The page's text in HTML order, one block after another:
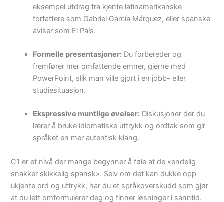
eksempel utdrag fra kjente latinamerikanske
forfattere som Gabriel García Márquez, eller spanske
aviser som El País.
Formelle presentasjoner: Du forbereder og
fremfører mer omfattende emner, gjerne med
PowerPoint, slik man ville gjort i en jobb- eller
studiesituasjon.
Ekspressive muntlige øvelser: Diskusjoner der du
lærer å bruke idiomatiske uttrykk og ordtak som gir
språket en mer autentisk klang.
C1 er et nivå der mange begynner å føle at de «endelig
snakker skikkelig spansk». Selv om det kan dukke opp
ukjente ord og uttrykk, har du et språkoverskudd som gjør
at du lett omformulerer deg og finner løsninger i sanntid.